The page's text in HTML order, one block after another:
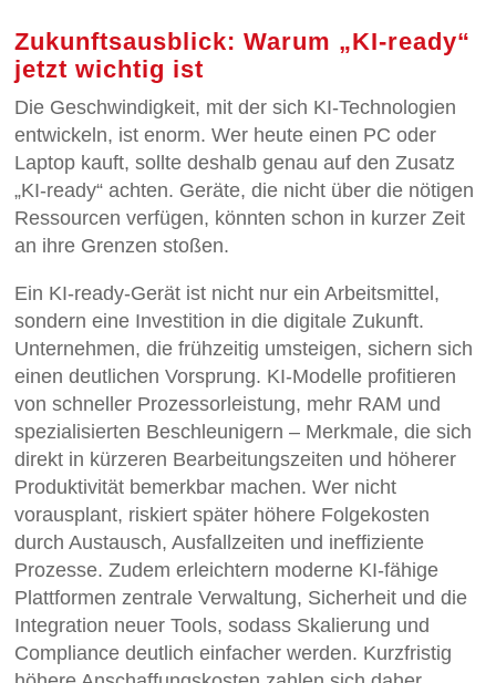
Zukunftsausblick: Warum „KI-ready“
jetzt wichtig ist
Die Geschwindigkeit, mit der sich KI-Technologien
entwickeln, ist enorm. Wer heute einen PC oder
Laptop kauft, sollte deshalb genau auf den Zusatz
„KI-ready“ achten. Geräte, die nicht über die nötigen
Ressourcen verfügen, könnten schon in kurzer Zeit
an ihre Grenzen stoßen.
Ein KI-ready-Gerät ist nicht nur ein Arbeitsmittel,
sondern eine Investition in die digitale Zukunft.
Unternehmen, die frühzeitig umsteigen, sichern sich
einen deutlichen Vorsprung. KI-Modelle profitieren
von schneller Prozessorleistung, mehr RAM und
spezialisierten Beschleunigern – Merkmale, die sich
direkt in kürzeren Bearbeitungszeiten und höherer
Produktivität bemerkbar machen. Wer nicht
vorausplant, riskiert später höhere Folgekosten
durch Austausch, Ausfallzeiten und ineffiziente
Prozesse. Zudem erleichtern moderne KI-fähige
Plattformen zentrale Verwaltung, Sicherheit und die
Integration neuer Tools, sodass Skalierung und
Compliance deutlich einfacher werden. Kurzfristig